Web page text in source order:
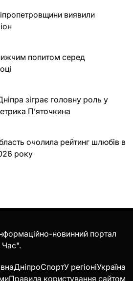
виявили
попитом серед
зіграє головну роль у
П’яточкина
очолила рейтинг шлюбів в
року
новинний портал
Час".
ДніпроСпортУ регіоніУкраїна
Правила користування сайтом